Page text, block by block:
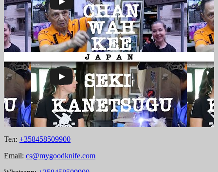
Тел: +358458509900
Email: cs@mygoodknife.com